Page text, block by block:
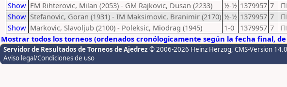
Show FM Rihterovic, Milan (2053) - GM Rajkovic, Dusan (2233) ½-½ 1379957 7
Show Stefanovic, Goran (1931) - IM Maksimovic, Branimir (2170) ½-½ 1379957 7
Show Markovic, Slavoljub (2100) - Poleksic, Miodrag (1945) 1-0 1379957 7
Mostrar todos los torneos (ordenados cronólogicamente según la fecha final,
Servidor de Resultados de Torneos de Ajedrez © 2006-2026 Heinz Herzog, CMS-Version
Aviso legal/Condiciones de uso